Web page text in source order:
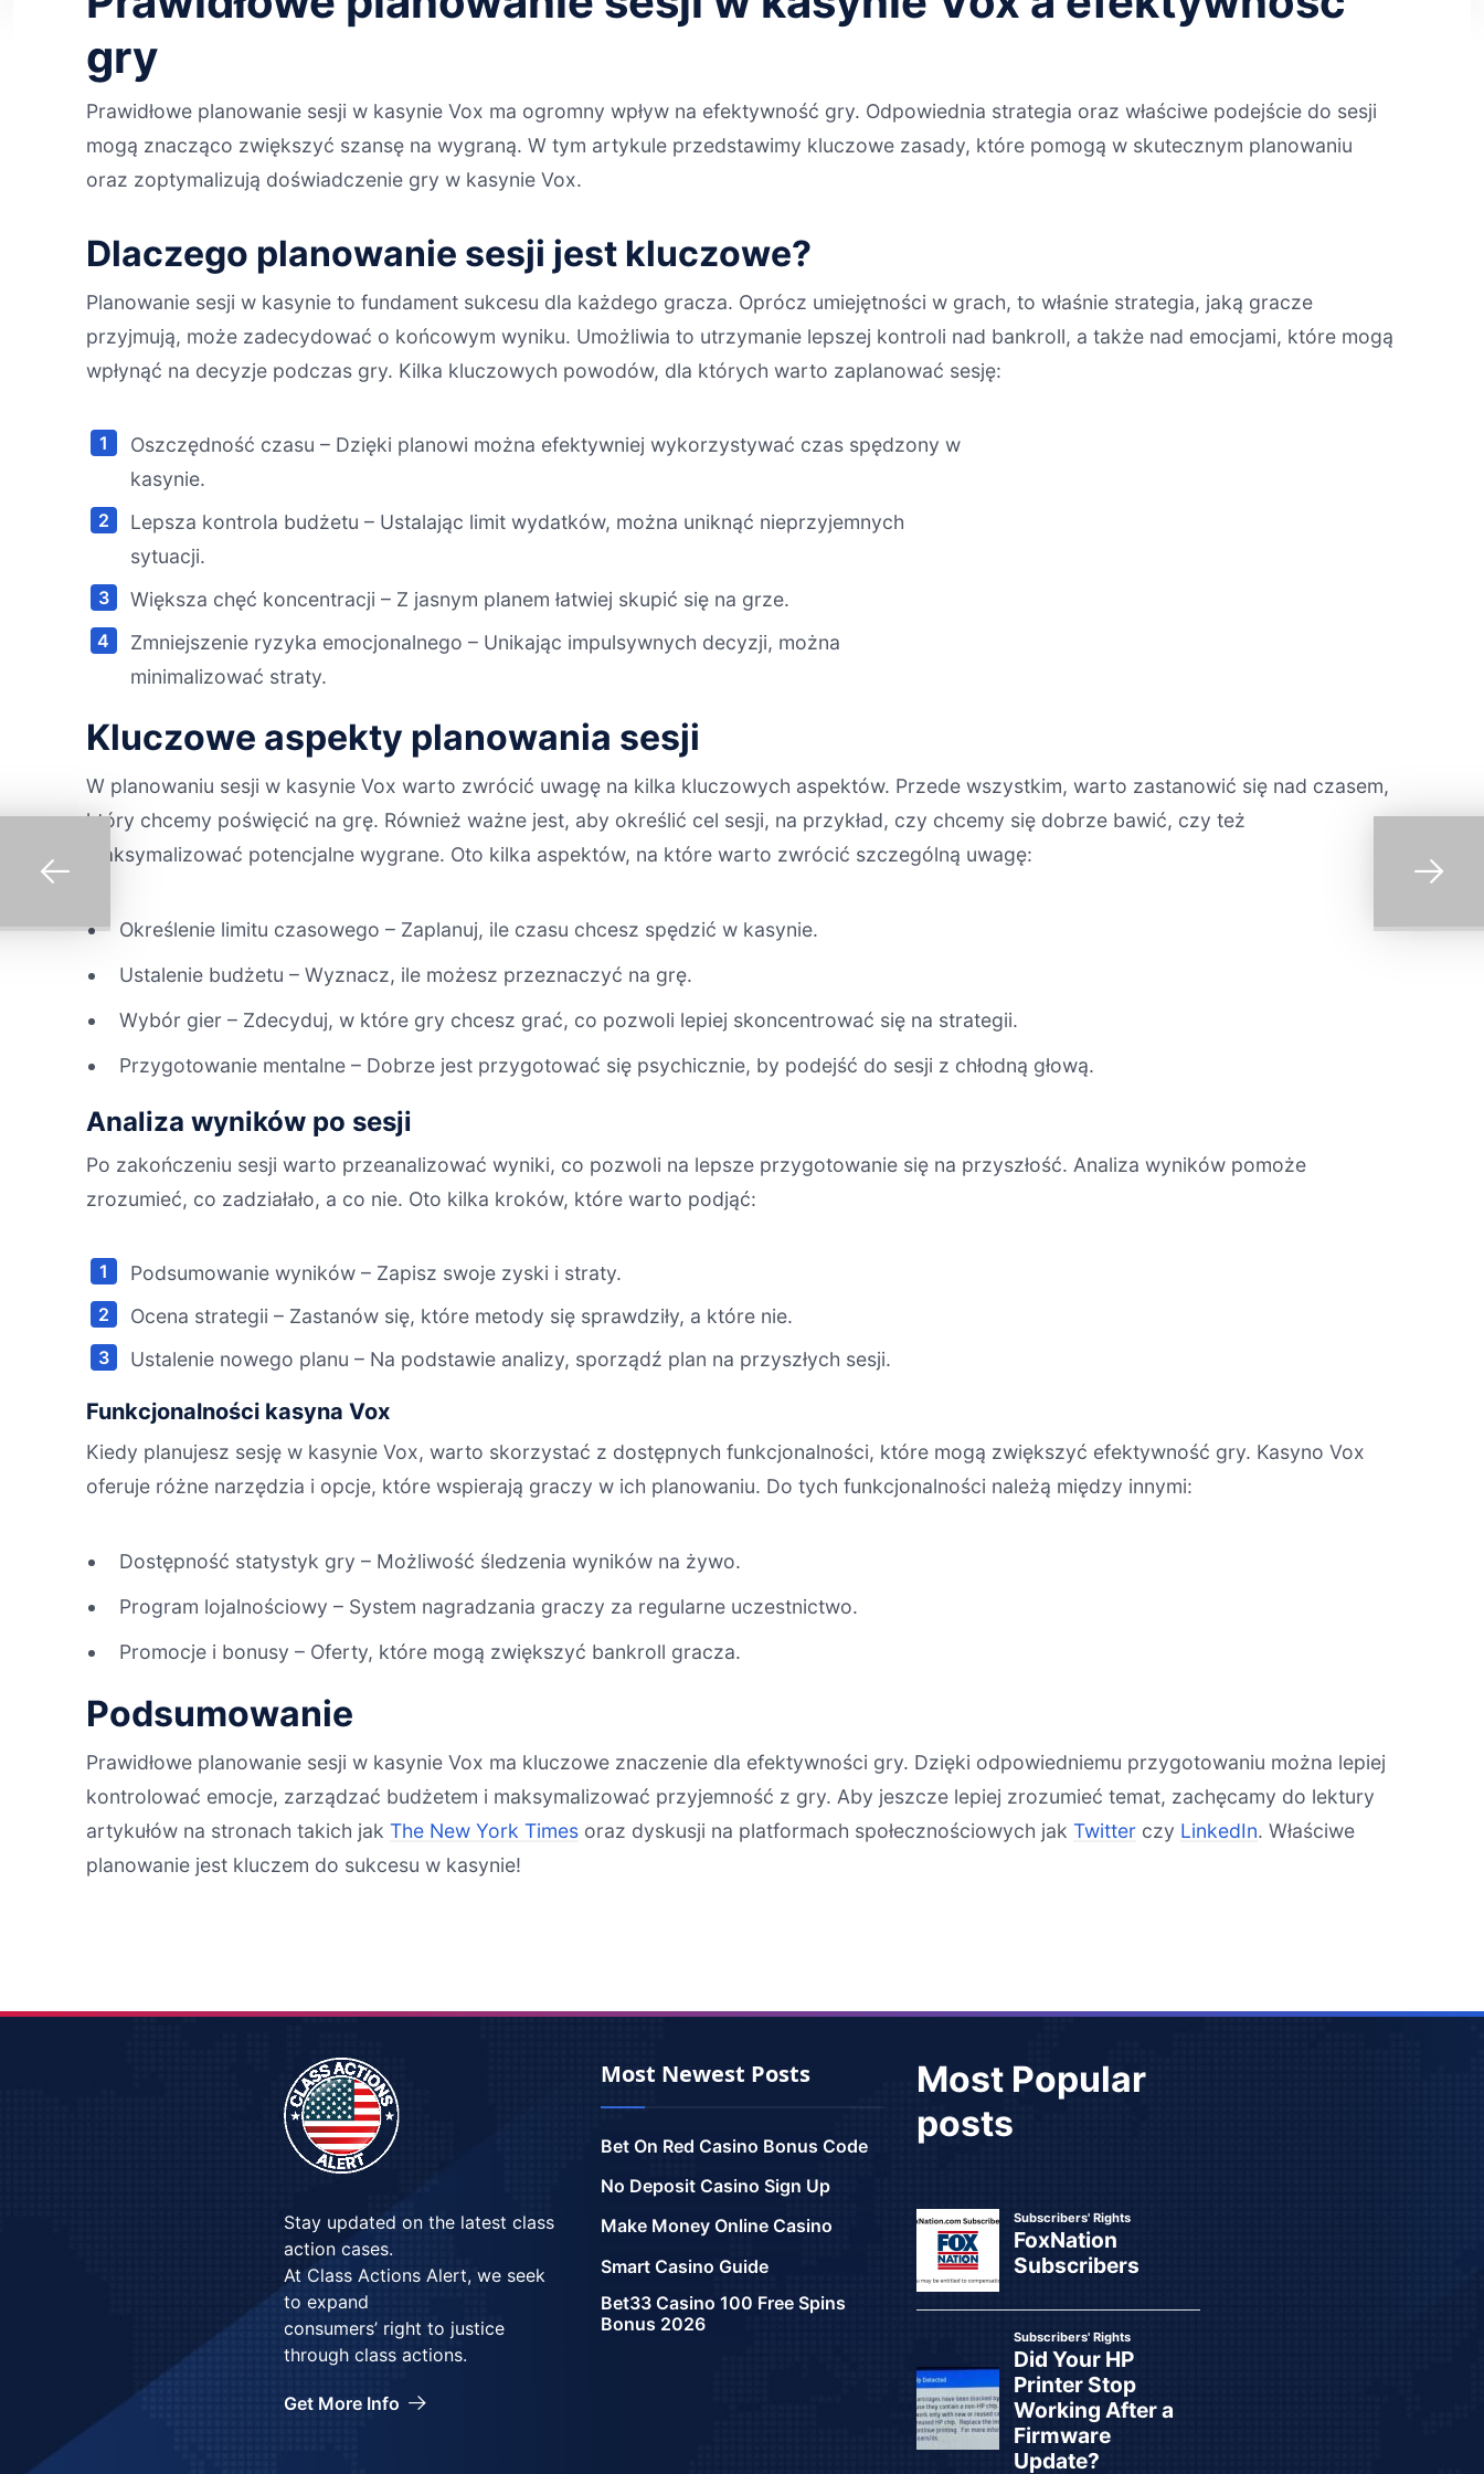
gry
Prawidłowe planowanie sesji w kasynie Vox ma ogromny wpływ na efektywność gry. Odpowiednia strategia oraz właściwe podejście do sesji
mogą znacząco zwiększyć szansę na wygraną. W tym artykule przedstawimy kluczowe zasady, które pomogą w skutecznym planowaniu
oraz zoptymalizują doświadczenie gry w kasynie Vox.
Dlaczego planowanie sesji jest kluczowe?
Planowanie sesji w kasynie to fundament sukcesu dla każdego gracza. Oprócz umiejętności w grach, to właśnie strategia, jaką gracze
przyjmują, może zadecydować o końcowym wyniku. Umożliwia to utrzymanie lepszej kontroli nad bankroll, a także nad emocjami, które mogą
wpłynąć na decyzje podczas gry. Kilka kluczowych powodów, dla których warto zaplanować sesję:
Oszczędność czasu – Dzięki planowi można efektywniej wykorzystywać czas spędzony w
kasynie.
Lepsza kontrola budżetu – Ustalając limit wydatków, można uniknąć nieprzyjemnych
sytuacji.
Większa chęć koncentracji – Z jasnym planem łatwiej skupić się na grze.
Zmniejszenie ryzyka emocjonalnego – Unikając impulsywnych decyzji, można
minimalizować straty.
Kluczowe aspekty planowania sesji
W planowaniu sesji w kasynie Vox warto zwrócić uwagę na kilka kluczowych aspektów. Przede wszystkim, warto zastanowić się nad czasem,
który chcemy poświęcić na grę. Również ważne jest, aby określić cel sesji, na przykład, czy chcemy się dobrze bawić, czy też
maksymalizować potencjalne wygrane. Oto kilka aspektów, na które warto zwrócić szczególną uwagę:
Określenie limitu czasowego – Zaplanuj, ile czasu chcesz spędzić w kasynie.
Ustalenie budżetu – Wyznacz, ile możesz przeznaczyć na grę.
Wybór gier – Zdecyduj, w które gry chcesz grać, co pozwoli lepiej skoncentrować się na strategii.
Przygotowanie mentalne – Dobrze jest przygotować się psychicznie, by podejść do sesji z chłodną głową.
Analiza wyników po sesji
Po zakończeniu sesji warto przeanalizować wyniki, co pozwoli na lepsze przygotowanie się na przyszłość. Analiza wyników pomoże
zrozumieć, co zadziałało, a co nie. Oto kilka kroków, które warto podjąć:
Podsumowanie wyników – Zapisz swoje zyski i straty.
Ocena strategii – Zastanów się, które metody się sprawdziły, a które nie.
Ustalenie nowego planu – Na podstawie analizy, sporządź plan na przyszłych sesji.
Funkcjonalności kasyna Vox
Kiedy planujesz sesję w kasynie Vox, warto skorzystać z dostępnych funkcjonalności, które mogą zwiększyć efektywność gry. Kasyno Vox
oferuje różne narzędzia i opcje, które wspierają graczy w ich planowaniu. Do tych funkcjonalności należą między innymi:
Dostępność statystyk gry – Możliwość śledzenia wyników na żywo.
Program lojalnościowy – System nagradzania graczy za regularne uczestnictwo.
Promocje i bonusy – Oferty, które mogą zwiększyć bankroll gracza.
Podsumowanie
Prawidłowe planowanie sesji w kasynie Vox ma kluczowe znaczenie dla efektywności gry. Dzięki odpowiedniemu przygotowaniu można lepiej
kontrolować emocje, zarządzać budżetem i maksymalizować przyjemność z gry. Aby jeszcze lepiej zrozumieć temat, zachęcamy do lektury
artykułów na stronach takich jak The New York Timesoraz dyskusji na platformach społecznościowych jak Twitterczy LinkedIn. Właściwe
planowanie jest kluczem do sukcesu w kasynie!
Stay updated on the latest class
action cases.
At Class Actions Alert, we seek
to expand
consumers’ right to justice
through class actions.
Get More Info
Most Newest Posts
Bet On Red Casino Bonus Code
No Deposit Casino Sign Up
Make Money Online Casino
Smart Casino Guide
Bet33 Casino 100 Free Spins
Bonus 2026
Most Popular
posts